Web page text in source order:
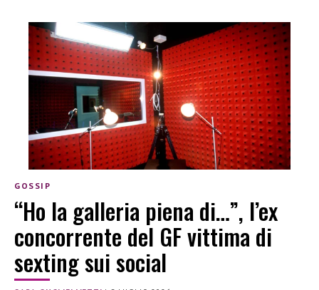
GOSSIP
“Ho la galleria piena di…”, l’ex
concorrente del GF vittima di
sexting sui social